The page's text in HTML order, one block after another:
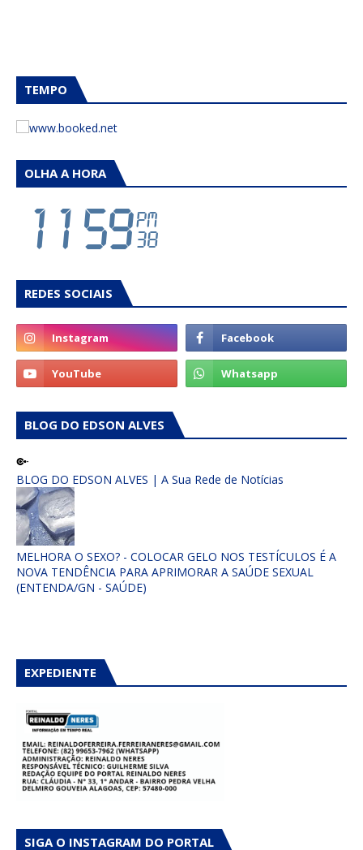
TEMPO
OLHA A HORA
REDES SOCIAIS
BLOG DO EDSON ALVES
BLOG DO EDSON ALVES | A Sua Rede de Notícias
MELHORA O SEXO? - COLOCAR GELO NOS TESTÍCULOS É A
NOVA TENDÊNCIA PARA APRIMORAR A SAÚDE SEXUAL
(ENTENDA/GN - SAÚDE)
EXPEDIENTE
SIGA O INSTAGRAM DO PORTAL